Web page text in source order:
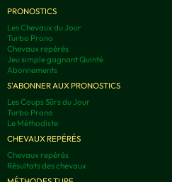
PRONOSTICS
Les Chevaux du Jour
Turbo Prono
Chevaux repérés
Jeu simple gagnant Quinté
Abonnements
S'ABONNER AUX PRONOSTICS
Les Coups Sûrs du Jour
Turbo Prono
Le Méthodiste
CHEVAUX REPÉRÉS
Chevaux repérés
Résultats des chevaux